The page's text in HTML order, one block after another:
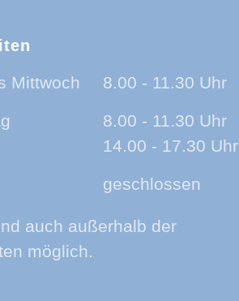
Mittwoch 8.00 - 11.30 Uhr
8.00 - 11.30 Uhr
14.00 - 17.30 Uhr
geschlossen
auch außerhalb der
möglich.